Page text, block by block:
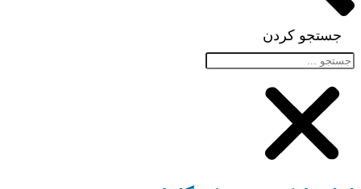
جستجو کردن